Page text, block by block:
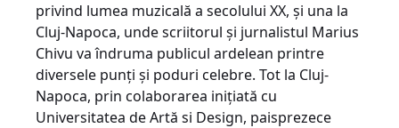
privind lumea muzicală a secolului XX, și una la
Cluj-Napoca, unde scriitorul și jurnalistul Marius
Chivu va îndruma publicul ardelean printre
diversele punți și poduri celebre. Tot la Cluj-
Napoca, prin colaborarea inițiată cu
Universitatea de Artă si Design, paisprezece